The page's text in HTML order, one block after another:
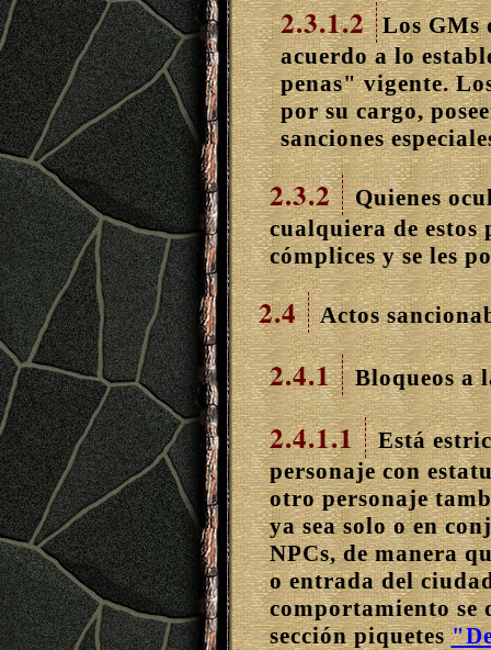
2.3.1.2
Los GMs
acuerdo a lo
penas" vigente.
por su cargo,
sanciones
2.3.2
Quienes
cualquiera de estos
cómplices y se les
2.4 Actos
2.4.1 Bloqueos a
2.4.1.1
Está
personaje con
otro personaje
ya sea solo o en
NPCs, de manera
o entrada del
comportamiento se
sección piquetes